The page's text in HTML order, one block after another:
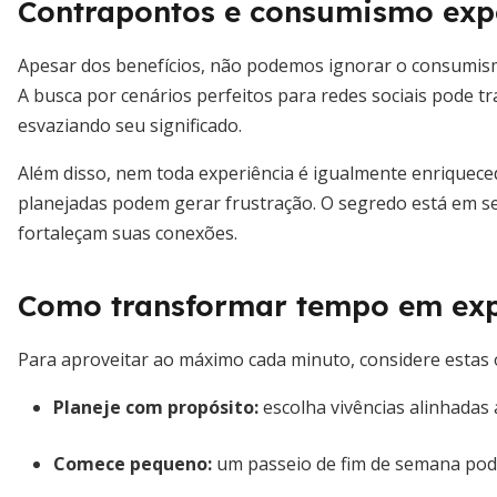
Contrapontos e consumismo
Apesar dos benefícios, não podemos ignorar o
A busca por cenários perfeitos para redes sociais pode
esvaziando seu significado.
Além disso, nem toda experiência é igualmente
planejadas podem gerar frustração. O segredo está em
fortaleçam suas conexões.
Como transformar tempo em
Para aproveitar ao máximo cada minuto, considere estas
Planeje com propósito:escolha vivências
Comece pequeno: um passeio de fim de semana